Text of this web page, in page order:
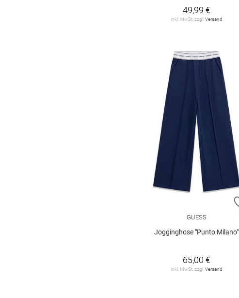
49,99 €
inkl. MwSt. zzgl. Versand
GUESS
Jogginghose "Punto Milano"
65,00 €
inkl. MwSt. zzgl. Versand